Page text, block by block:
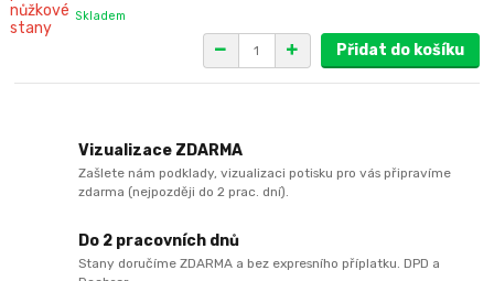
Skladem
Přidat do košíku
Vizualizace ZDARMA
Zašlete nám podklady, vizualizaci potisku pro vás připravíme
zdarma (nejpozději do 2 prac. dní).
Do 2 pracovních dnů
Stany doručíme ZDARMA a bez expresního příplatku. DPD a